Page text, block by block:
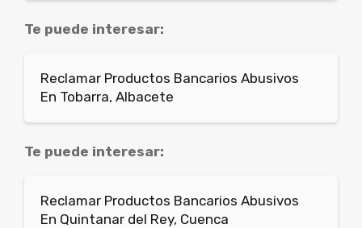
Te puede interesar:
Reclamar Productos Bancarios Abusivos
En Tobarra, Albacete
Te puede interesar:
Reclamar Productos Bancarios Abusivos
En Quintanar del Rey, Cuenca